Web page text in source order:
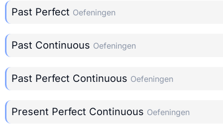
Past Perfect Oefeningen
Past Continuous Oefeningen
Past Perfect Continuous Oefeningen
Present Perfect Continuous Oefeningen